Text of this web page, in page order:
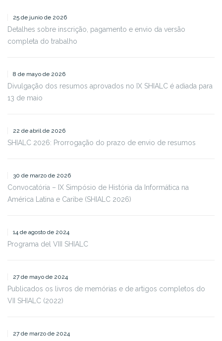
25 de junio de 2026
Detalhes sobre inscrição, pagamento e envio da versão
completa do trabalho
8 de mayo de 2026
Divulgação dos resumos aprovados no IX SHIALC é adiada para
13 de maio
22 de abril de 2026
SHIALC 2026: Prorrogação do prazo de envio de resumos
30 de marzo de 2026
Convocatória – IX Simpósio de História da Informática na
América Latina e Caribe (SHIALC 2026)
14 de agosto de 2024
Programa del VIII SHIALC
27 de mayo de 2024
Publicados os livros de memórias e de artigos completos do
VII SHIALC (2022)
27 de marzo de 2024